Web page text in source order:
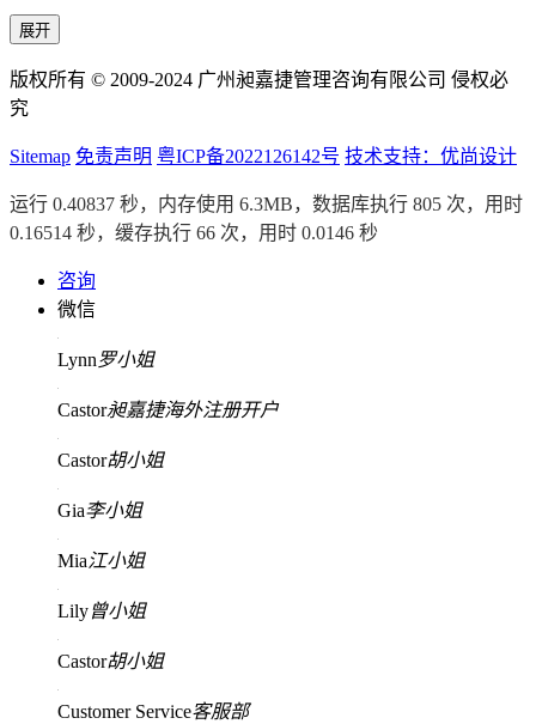
展开
版权所有 © 2009-2024 广州昶嘉捷管理咨询有限公司 侵权必
究
Sitemap 免责声明 粤ICP备2022126142号 技术支持：优尚设计
运行 0.40837 秒，内存使用 6.3MB，数据库执行 805 次，用时
0.16514 秒，缓存执行 66 次，用时 0.0146 秒
咨询
微信
Lynn罗小姐
Castor昶嘉捷海外注册开户
Castor胡小姐
Gia李小姐
Mia江小姐
Lily曾小姐
Castor胡小姐
Customer Service客服部